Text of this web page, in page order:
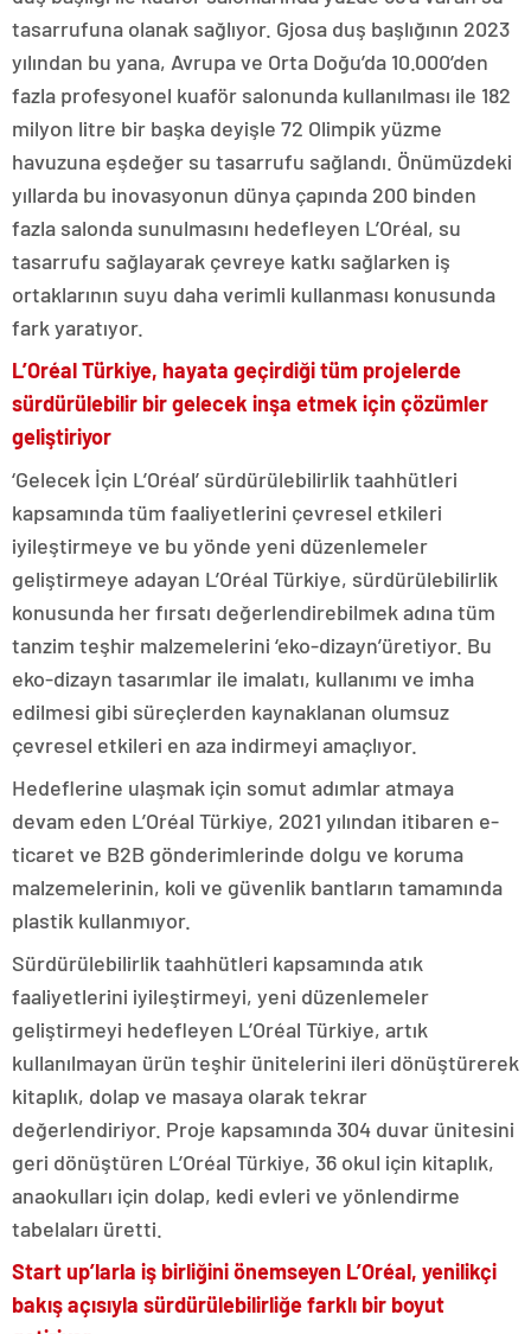
tasarrufuna olanak sağlıyor. Gjosa duş başlığının 2023
yılından bu yana, Avrupa ve Orta Doğu’da 10.000’den
fazla profesyonel kuaför salonunda kullanılması ile 182
milyon litre bir başka deyişle 72 Olimpik yüzme
havuzuna eşdeğer su tasarrufu sağlandı. Önümüzdeki
yıllarda bu inovasyonun dünya çapında 200 binden
fazla salonda sunulmasını hedefleyen L’Oréal, su
tasarrufu sağlayarak çevreye katkı sağlarken iş
ortaklarının suyu daha verimli kullanması konusunda
fark yaratıyor.
L’Oréal Türkiye, hayata geçirdiği tüm projelerde
sürdürülebilir bir gelecek inşa etmek için çözümler
geliştiriyor
‘Gelecek İçin L’Oréal’ sürdürülebilirlik taahhütleri
kapsamında tüm faaliyetlerini çevresel etkileri
iyileştirmeye ve bu yönde yeni düzenlemeler
geliştirmeye adayan L’Oréal Türkiye, sürdürülebilirlik
konusunda her fırsatı değerlendirebilmek adına tüm
tanzim teşhir malzemelerini ‘eko-dizayn’üretiyor. Bu
eko-dizayn tasarımlar ile imalatı, kullanımı ve imha
edilmesi gibi süreçlerden kaynaklanan olumsuz
çevresel etkileri en aza indirmeyi amaçlıyor.
Hedeflerine ulaşmak için somut adımlar atmaya
devam eden L’Oréal Türkiye, 2021 yılından itibaren e-
ticaret ve B2B gönderimlerinde dolgu ve koruma
malzemelerinin, koli ve güvenlik bantların tamamında
plastik kullanmıyor.
Sürdürülebilirlik taahhütleri kapsamında atık
faaliyetlerini iyileştirmeyi, yeni düzenlemeler
geliştirmeyi hedefleyen L’Oréal Türkiye, artık
kullanılmayan ürün teşhir ünitelerini ileri dönüştürerek
kitaplık, dolap ve masaya olarak tekrar
değerlendiriyor. Proje kapsamında 304 duvar ünitesini
geri dönüştüren L’Oréal Türkiye, 36 okul için kitaplık,
anaokulları için dolap, kedi evleri ve yönlendirme
tabelaları üretti.
Start up’larla iş birliğini önemseyen L’Oréal, yenilikçi
bakış açısıyla sürdürülebilirliğe farklı bir boyut